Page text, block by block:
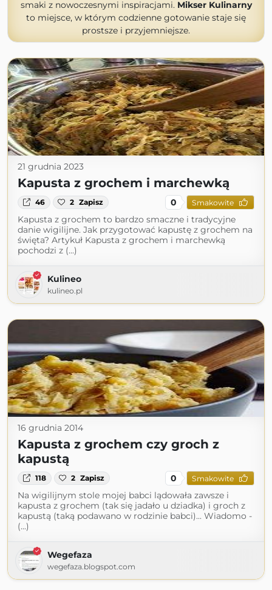
smaki z nowoczesnymi inspiracjami. Mikser Kulinarny
to miejsce, w którym codzienne gotowanie staje się
prostsze i przyjemniejsze.
21 grudnia 2023
Kapusta z grochem i marchewką
46 2 Zapisz 0 Smakowite
Kapusta z grochem to bardzo smaczne i tradycyjne
danie wigilijne. Jak przygotować kapustę z grochem na
święta? Artykuł Kapusta z grochem i marchewką
pochodzi z (...)
Kulineo
kulineo.pl
16 grudnia 2014
Kapusta z grochem czy groch z
kapustą
118 2 Zapisz 0 Smakowite
Na wigilijnym stole mojej babci lądowała zawsze i
kapusta z grochem (tak się jadało u dziadka) i groch z
kapustą (taką podawano w rodzinie babci)... Wiadomo -
(...)
Wegefaza
wegefaza.blogspot.com